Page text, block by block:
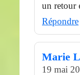
un retour
Répondre
Marie
19 mai